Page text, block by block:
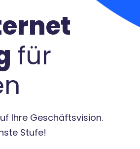
für
Ihre Geschäftsvision.
Stufe!